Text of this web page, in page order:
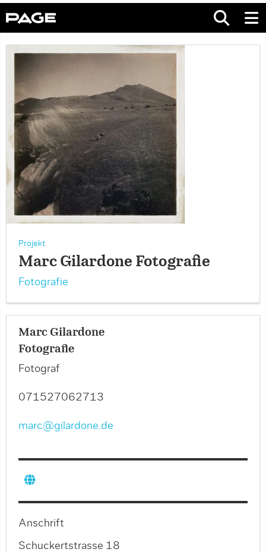
Projekt
Marc Gilardone Fotografie
Fotografie
Marc Gilardone
Fotografie
Fotograf
071527062713
marc@gilardone.de
Anschrift
Schuckertstrasse 18